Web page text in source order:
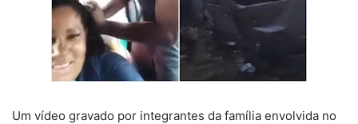
Um vídeo gravado por integrantes da família envolvida no